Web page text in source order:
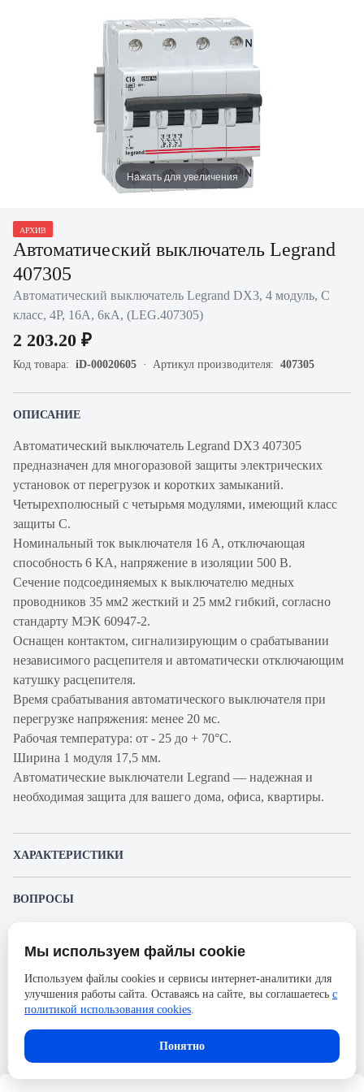
Нажать для увеличения
АРХИВ
Автоматический выключатель Legrand
407305
Автоматический выключатель Legrand DX3, 4 модуль, C
класс, 4P, 16А, 6кА, (LEG.407305)
2 203.20 ₽
Код товара: iD-00020605 Артикул производителя: 407305
ОПИСАНИЕ
Автоматический выключатель Legrand DX3 407305
предназначен для многоразовой защиты электрических
установок от перегрузок и коротких замыканий.
Четырехполюсный с четырьмя модулями, имеющий класс
защиты С.
Номинальный ток выключателя 16 А, отключающая
способность 6 КА, напряжение в изоляции 500 В.
Сечение подсоединяемых к выключателю медных
проводников 35 мм2 жесткий и 25 мм2 гибкий, согласно
стандарту МЭК 60947-2.
Оснащен контактом, сигнализирующим о срабатывании
независимого расцепителя и автоматически отключающим
катушку расцепителя.
Время срабатывания автоматического выключателя при
перегрузке напряжения: менее 20 мс.
Рабочая температура: от - 25 до + 70°С.
Ширина 1 модуля 17,5 мм.
Автоматические выключатели Legrand — надежная и
необходимая защита для вашего дома, офиса, квартиры.
ХАРАКТЕРИСТИКИ
Номинальный ток
16А
Напряжение, В
ВОПРОСЫ
Пожалуйста, авторизуйтесь, чтобы иметь
возможность оставлять вопросы.
Представленные изображения и характеристики могут отличаться от реального
без предварительного уведомления. Компания АйДистрибьют не несёт
ответственности в случае не соответствия текущей модели товаров фотографиям,
размещённым в карточке товара.
Мы используем файлы cookie
Используем файлы cookies и сервисы интернет-аналитики для
улучшения работы сайта. Оставаясь на сайте, вы соглашаетесь с
политикой использования cookies.
Понятно